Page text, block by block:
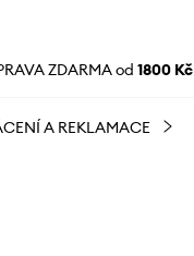
ZDARMA od 1800 Kč
A REKLAMACE